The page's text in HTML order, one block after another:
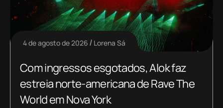
4 de agosto de 2026 Lorena Sá
Com ingressos esgotados, Alok faz
estreia norte-americana de Rave The
World em Nova York